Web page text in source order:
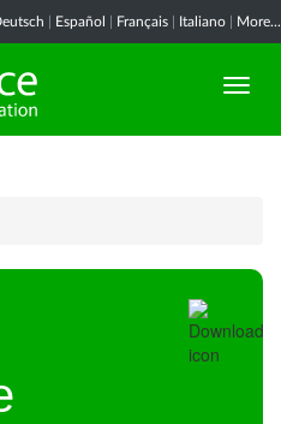
Español Français Italiano More...